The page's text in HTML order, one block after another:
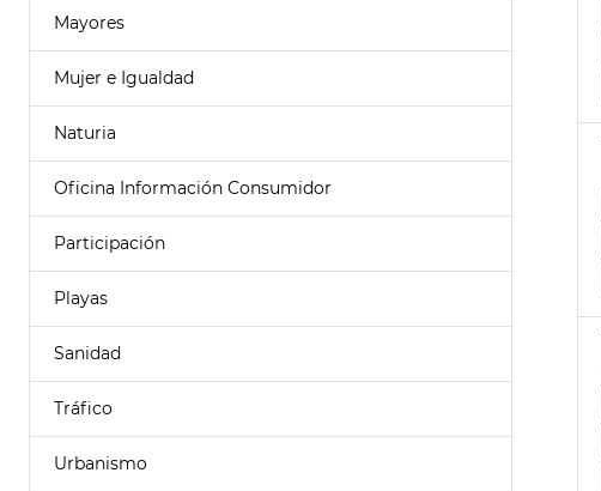
Mayores
Mujer e Igualdad
Naturia
Oficina Información Consumidor
Participación
Playas
Sanidad
Tráfico
Urbanismo